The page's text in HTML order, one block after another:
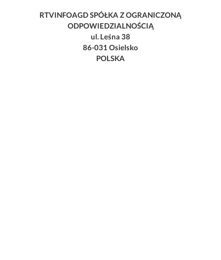
RTVINFOAGD SPÓŁKA Z OGRANICZONĄ
ODPOWIEDZIALNOŚCIĄ
ul. Leśna 38
86-031 Osielsko
POLSKA